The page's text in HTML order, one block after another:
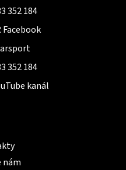
352 184
Facebook
352 184
kanál
nám